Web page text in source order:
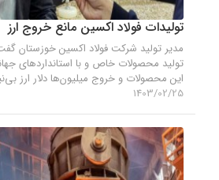
تولیدات فولاد اکسین مانع خروج ارز
مدیر تولید شرکت فولاد اکسین خوزستان
تولید محصولات خاص و با استانداردهای
این محصولات و خروج میلیون‌ها دلار ارز
1403/02/25